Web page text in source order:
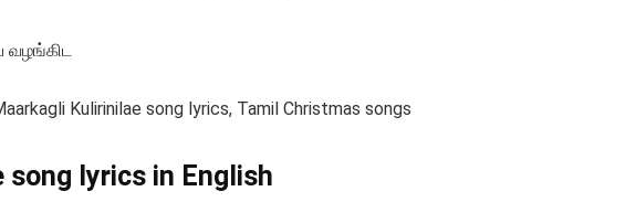
வழங்கிட
Kulirinilae song lyrics, Tamil Christmas songs
song lyrics in English